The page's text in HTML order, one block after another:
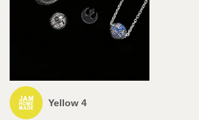
Yellow 4